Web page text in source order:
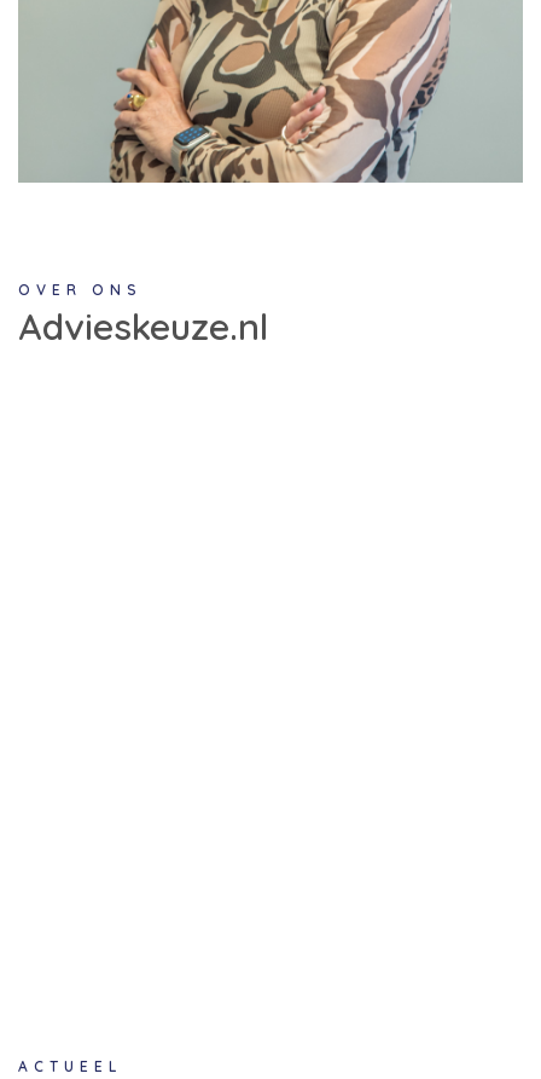
Advieskeuze.nl
OVER ONS
ACTUEEL